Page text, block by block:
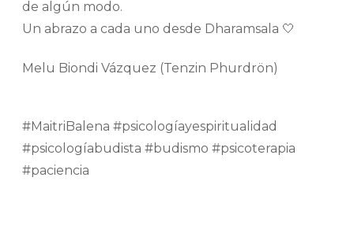
de algún modo.
Un abrazo a cada uno desde Dharamsala 🤍
Melu Biondi Vázquez (Tenzin Phurdrön)
#MaitriBalena #psicologíayespiritualidad
#psicologíabudista #budismo #psicoterapia
#paciencia